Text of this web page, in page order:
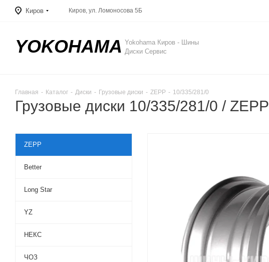
Киров Киров, ул. Ломоносова 5Б
YOKOHAMA Yokohama Киров - Шины
Диски Сервис
Главная - Каталог - Диски - Грузовые диски - ZEPP - 10/335/281/0
Грузовые диски 10/335/281/0 / ZEPP
ZEPP
Better
Long Star
YZ
НЕКС
ЧОЗ